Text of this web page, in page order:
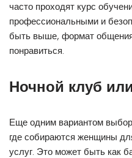
часто проходят курс
профессиональными и
быть выше, формат общения
понравиться.
Ночной клуб
Еще одним вариантом
где собираются женщины
услуг. Это может быть как